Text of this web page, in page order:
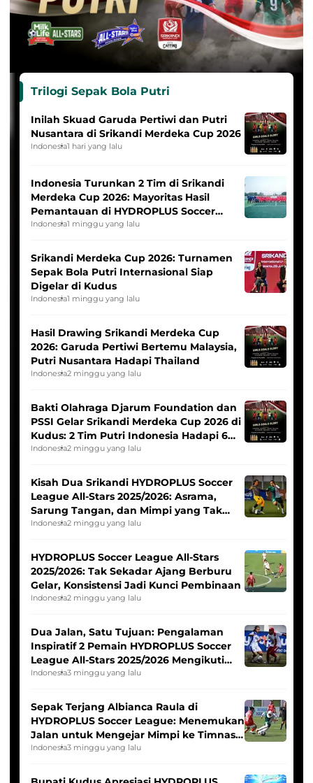
Trilogi Sepak Bola Putri
Inilah Skuad Garuda Pertiwi dan Putri
Nusantara di Srikandi Merdeka Cup 2026
Indonesia1 hari yang lalu
Indonesia Turunkan 2 Tim di Srikandi
Merdeka Cup 2026: Mayoritas Hasil
Pemantauan di HYDROPLUS Soccer
League
Indonesia1 minggu yang lalu
Srikandi Merdeka Cup 2026: Turnamen
Sepak Bola Putri Internasional Siap
Digelar di Kudus
Indonesia1 minggu yang lalu
Hasil Drawing Srikandi Merdeka Cup
2026: Garuda Pertiwi Bertemu Malaysia,
Putri Nusantara Hadapi Thailand
Indonesia2 minggu yang lalu
Bakti Olahraga Djarum Foundation dan
PSSI Gelar Srikandi Merdeka Cup 2026 di
Kudus: 2 Tim Putri Indonesia Hadapi 6
Tim Asia
Indonesia2 minggu yang lalu
Kisah Dua Srikandi HYDROPLUS Soccer
League All-Stars 2025/2026: Asrama,
Sarung Tangan, dan Mimpi yang Tak
Pernah Padam
Indonesia2 minggu yang lalu
HYDROPLUS Soccer League All-Stars
2025/2026: Tak Sekadar Ajang Berburu
Gelar, Konsistensi Jadi Kunci Pembinaan
Indonesia2 minggu yang lalu
Dua Jalan, Satu Tujuan: Pengalaman
Inspiratif 2 Pemain HYDROPLUS Soccer
League All-Stars 2025/2026 Mengikuti
Seleksi Timnas Indonesia Putri
Indonesia3 minggu yang lalu
Sepak Terjang Albianca Raula di
HYDROPLUS Soccer League: Menemukan
Jalan untuk Mengejar Mimpi ke Timnas
Indonesia Putri
Indonesia3 minggu yang lalu